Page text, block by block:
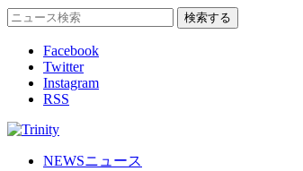
Facebook
Twitter
Instagram
RSS
NEWSニュース